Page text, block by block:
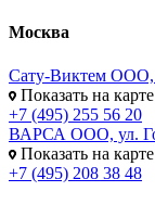
Москва
Сату-Виктем ООО,
Показать на карте
+7 (495) 255 56 20
ВАРСА ООО, ул.
Показать на карте
+7 (495) 208 38 48